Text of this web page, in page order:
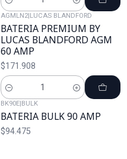
Cantidad
AGMLN2|LUCAS BLANDFORD
BATERIA PREMIUM BY
LUCAS BLANDFORD AGM
60 AMP
$171.908
Cantidad
BK90E|BULK
BATERIA BULK 90 AMP
$94.475